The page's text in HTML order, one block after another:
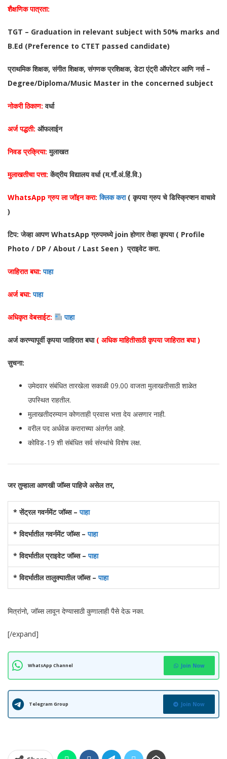
शैक्षणिक पात्रता:
TGT – Graduation in relevant subject with 50% marks and
B.Ed (Preference to CTET passed candidate)
प्राथमिक शिक्षक, संगीत शिक्षक, संगणक प्रशिक्षक, डेटा एंट्री ऑपरेटर आणि नर्स –
Degree/Diploma/Music Master in the concerned subject
नोकरी ठिकाण: वर्धा
अर्ज पद्धती: ऑफलाईन
निवड प्रक्रिया: मुलाखत
मुलाखतीचा पत्ता: केंद्रीय विद्यालय वर्धा (म.गाँ.अं.हिं.वि.)
WhatsApp ग्रुप ला जॉइन करा:क्लिक करा ( कृपया ग्रुप चे डिस्क्रिप्शन वाचावे
)
टिप: जेव्हा आपण WhatsApp ग्रुपमध्ये join होणार तेव्हा कृपया ( Profile
Photo / DP / About / Last Seen ) प्राइवेट करा.
जाहिरात बघा:पाहा
अर्ज बघा:पाहा
अधिकृत वेबसाईट: पाहा
अर्ज करण्यापूर्वी कृपया जाहिरात बघा ( अधिक माहितीसाठी कृपया जाहिरात बघा )
सुचना:
उमेदवार संबंधित तारखेला सकाळी 09.00 वाजता मुलाखतीसाठी शाळेत
उपस्थित राहतील.
मुलाखतीदरम्यान कोणताही प्रवास भत्ता देय असणार नाही.
वरील पद अर्धवेळ कराराच्या अंतर्गत आहे.
कोविड-19 शी संबंधित सर्व संस्थांचे विशेष लक्ष.
जर तुम्हाला आणखी जॉब्स पाहिजे असेल तर,
* सेंट्रल गवर्नमेंट जॉब्स –पाहा
* विदर्भातील गवर्नमेंट जॉब्स –पाहा
* विदर्भातील प्राइवेट जॉब्स –पाहा
* विदर्भातील तालुक्यातील जॉब्स –पाहा
मित्रांनो, जॉब्स लावून देण्यासाठी कुणालाही पैसे देऊ नका.
[/expand]
WhatsApp Channel Join Now
Telegram Group Join Now